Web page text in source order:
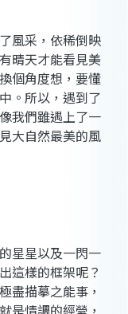
風采，依稀倒映
晴天才能看見美
個角度想，要懂
。所以，遇到了
我們雖遇上了一
大自然最美的風
星星以及一閃一
這樣的框架呢？
盡描摹之能事，